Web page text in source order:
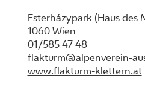
Esterházypark (Haus des
1060 Wien
01/585 47 48
flakturm@alpenverein-
www.flakturm-klettern.at